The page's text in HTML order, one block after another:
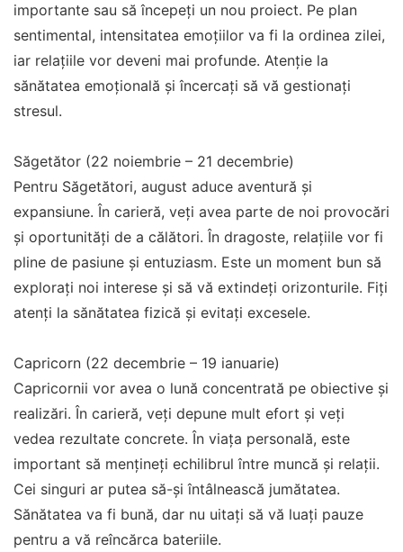
importante sau să începeți un nou proiect. Pe plan
sentimental, intensitatea emoțiilor va fi la ordinea zilei,
iar relațiile vor deveni mai profunde. Atenție la
sănătatea emoțională și încercați să vă gestionați
stresul.
Săgetător (22 noiembrie – 21 decembrie)
Pentru Săgetători, august aduce aventură și
expansiune. În carieră, veți avea parte de noi provocări
și oportunități de a călători. În dragoste, relațiile vor fi
pline de pasiune și entuziasm. Este un moment bun să
explorați noi interese și să vă extindeți orizonturile. Fiți
atenți la sănătatea fizică și evitați excesele.
Capricorn (22 decembrie – 19 ianuarie)
Capricornii vor avea o lună concentrată pe obiective și
realizări. În carieră, veți depune mult efort și veți
vedea rezultate concrete. În viața personală, este
important să mențineți echilibrul între muncă și relații.
Cei singuri ar putea să-și întâlnească jumătatea.
Sănătatea va fi bună, dar nu uitați să vă luați pauze
pentru a vă reîncărca bateriile.